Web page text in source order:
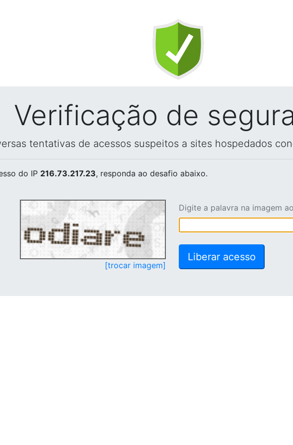
Verificação de
tentativas de acessos suspeitos a sites hospedados
do IP 216.73.217.23, responda ao desafio abaixo.
[trocar imagem]
Digite a palavra na imagem